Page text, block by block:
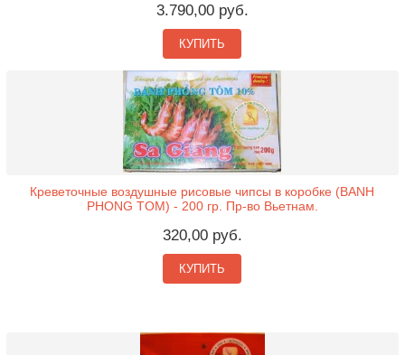
3.790,00 руб.
КУПИТЬ
Креветочные воздушные рисовые чипсы в коробке (BANH
PHONG TOM) - 200 гр. Пр-во Вьетнам.
320,00 руб.
КУПИТЬ